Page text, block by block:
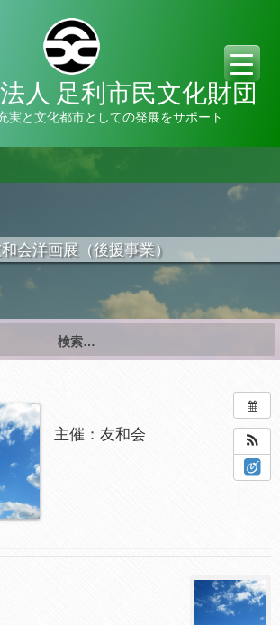
人 足利市民文化財団
実と文化都市としての発展をサポート
会洋画展（後援事業）
– 2024年5月26日 終日
クプラザ
主催：友和会